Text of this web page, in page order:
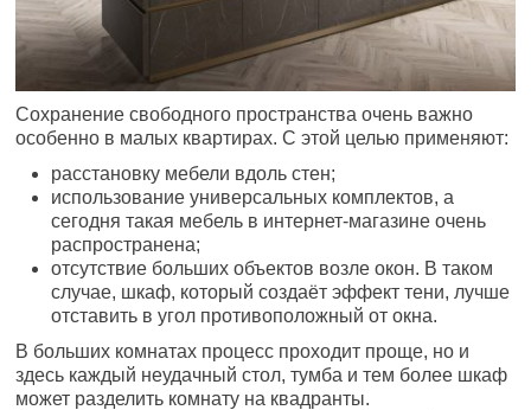
Сохранение свободного пространства очень важно
особенно в малых квартирах. С этой целью применяют:
расстановку мебели вдоль стен;
использование универсальных комплектов, а
сегодня такая мебель в интернет-магазине очень
распространена;
отсутствие больших объектов возле окон. В таком
случае, шкаф, который создаёт эффект тени, лучше
отставить в угол противоположный от окна.
В больших комнатах процесс проходит проще, но и
здесь каждый неудачный стол, тумба и тем более шкаф
может разделить комнату на квадранты.